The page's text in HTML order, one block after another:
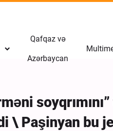
Qafqaz və
Azərbaycan
\ Paşinyan bu